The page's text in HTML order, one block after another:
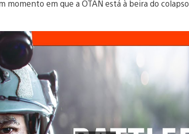
momento em que a OTAN está à beira do colapso.